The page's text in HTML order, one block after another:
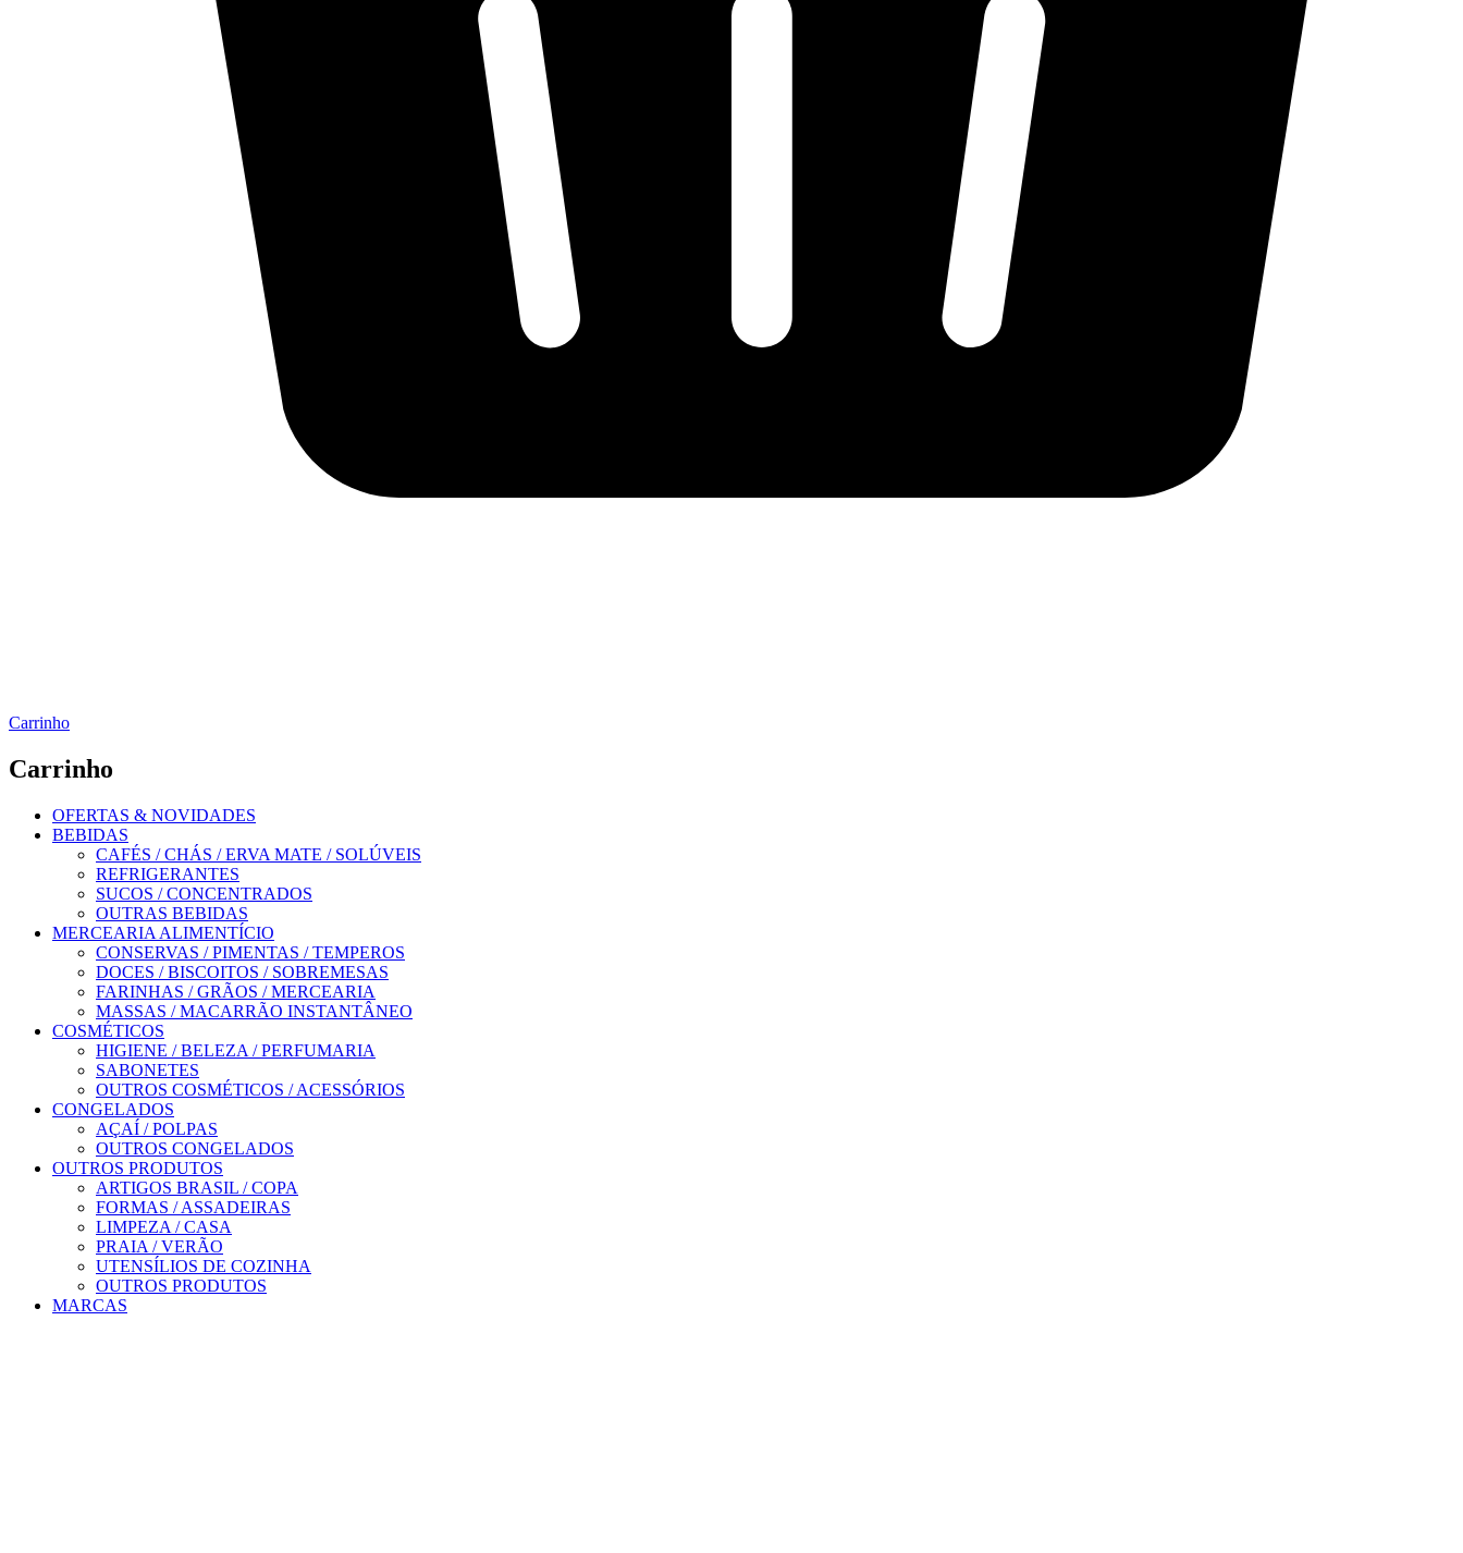
Carrinho
Carrinho
OFERTAS & NOVIDADES
BEBIDAS
CAFÉS / CHÁS / ERVA MATE / SOLÚVEIS
REFRIGERANTES
SUCOS / CONCENTRADOS
OUTRAS BEBIDAS
MERCEARIA ALIMENTÍCIO
CONSERVAS / PIMENTAS / TEMPEROS
DOCES / BISCOITOS / SOBREMESAS
FARINHAS / GRÃOS / MERCEARIA
MASSAS / MACARRÃO INSTANTÂNEO
COSMÉTICOS
HIGIENE / BELEZA / PERFUMARIA
SABONETES
OUTROS COSMÉTICOS / ACESSÓRIOS
CONGELADOS
AÇAÍ / POLPAS
OUTROS CONGELADOS
OUTROS PRODUTOS
ARTIGOS BRASIL / COPA
FORMAS / ASSADEIRAS
LIMPEZA / CASA
PRAIA / VERÃO
UTENSÍLIOS DE COZINHA
OUTROS PRODUTOS
MARCAS